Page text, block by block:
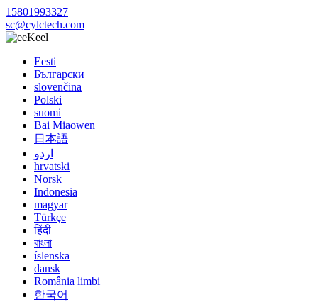
15801993327
sc@cylctech.com
Keel
Eesti
Български
slovenčina
Polski
suomi
Bai Miaowen
日本語
اردو
hrvatski
Norsk
Indonesia
magyar
Türkçe
हिंदी
বাংলা
íslenska
dansk
România limbi
한국어